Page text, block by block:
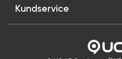
Kundservice